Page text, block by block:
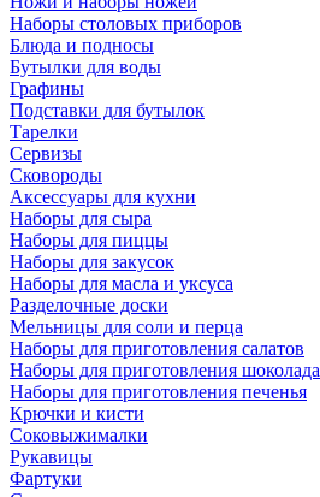
Наборы столовых приборов
Блюда и подносы
Бутылки для воды
Графины
Подставки для бутылок
Тарелки
Сервизы
Сковороды
Аксессуары для кухни
Наборы для сыра
Наборы для пиццы
Наборы для закусок
Наборы для масла и уксуса
Разделочные доски
Мельницы для соли и перца
Наборы для приготовления салатов
Наборы для приготовления шоколада
Наборы для приготовления печенья
Крючки и кисти
Соковыжималки
Рукавицы
Фартуки